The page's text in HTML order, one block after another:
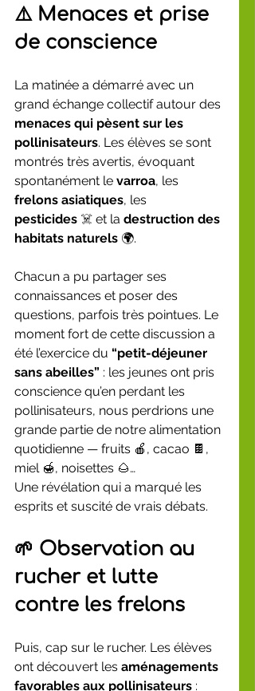
⚠️ Menaces et prise
de conscience
La matinée a démarré avec un
grand échange collectif autour des
menaces qui pèsent sur les
pollinisateurs. Les élèves se sont
montrés très avertis, évoquant
spontanément le varroa, les
frelons asiatiques, les
pesticides ☠️ et la destruction des
habitats naturels 🌍.
Chacun a pu partager ses
connaissances et poser des
questions, parfois très pointues. Le
moment fort de cette discussion a
été l’exercice du “petit-déjeuner
sans abeilles” : les jeunes ont pris
conscience qu’en perdant les
pollinisateurs, nous perdrions une
grande partie de notre alimentation
quotidienne — fruits 🍎, cacao 🍫,
miel 🍯, noisettes 🌰…
Une révélation qui a marqué les
esprits et suscité de vrais débats.
🌱 Observation au
rucher et lutte
contre les frelons
Puis, cap sur le rucher. Les élèves
ont découvert les aménagements
favorables aux pollinisateurs :